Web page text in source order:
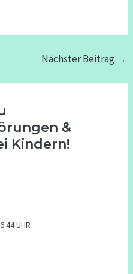
Nächster Beitrag →
&
Kindern!
UHR